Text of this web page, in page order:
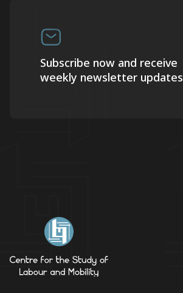
Subscribe now and receive
weekly newsletter updates